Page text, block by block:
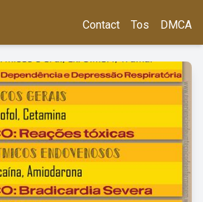
Contact Tos DMCA